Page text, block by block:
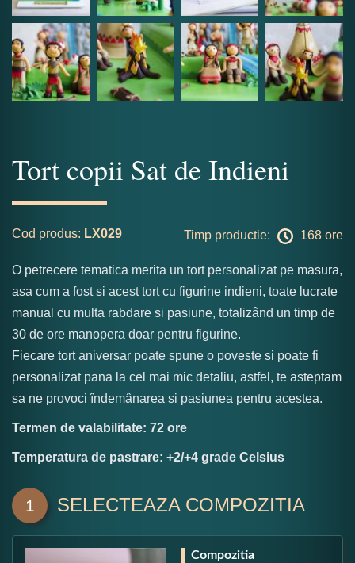
Tort copii Sat de Indieni
Cod produs: LX029 Timp productie: 168 ore
O petrecere tematica merita un tort personalizat pe masura,
asa cum a fost si acest tort cu figurine indieni, toate lucrate
manual cu multa rabdare si pasiune, totalizând un timp de
30 de ore manopera doar pentru figurine.
Fiecare tort aniversar poate spune o poveste si poate fi
personalizat pana la cel mai mic detaliu, astfel, te asteptam
sa ne provoci îndemânarea si pasiunea pentru acestea.
Termen de valabilitate: 72 ore
Temperatura de pastrare: +2/+4 grade Celsius
1 SELECTEAZA COMPOZITIA
Compozitia